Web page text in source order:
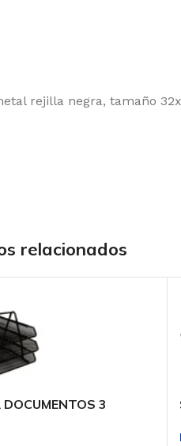
rejilla negra, tamaño
relacionados
DOCUMENTOS 3